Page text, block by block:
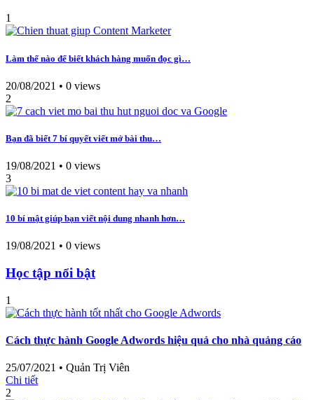
1
Làm thế nào để biết khách hàng muốn đọc gì…
20/08/2021 • 0 views
2
Bạn đã biết 7 bí quyết viết mở bài thu…
19/08/2021 • 0 views
3
10 bí mật giúp bạn viết nội dung nhanh hơn…
19/08/2021 • 0 views
Học tập nổi bật
1
Cách thực hành Google Adwords hiệu quả cho nhà quảng cáo
25/07/2021 • Quản Trị Viên
Chi tiết
2